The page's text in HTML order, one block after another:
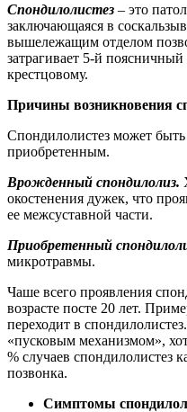
Спондилолистез – это
заключающаяся в
вышележащим отделом
затрагивает 5-й
крестцовому.
Причины возникновения
Спондилолистез может
приобретенным.
Врожденный спондилолиз.
окостенения дужек, что
ее межсуставной части.
Приобретенный
микротравмы.
Чаше всего проявления
возрасте посте 20 лет.
переходит в
«пусковым механизмом»,
% случаев спондилолистез
позвонка.
Симптомы